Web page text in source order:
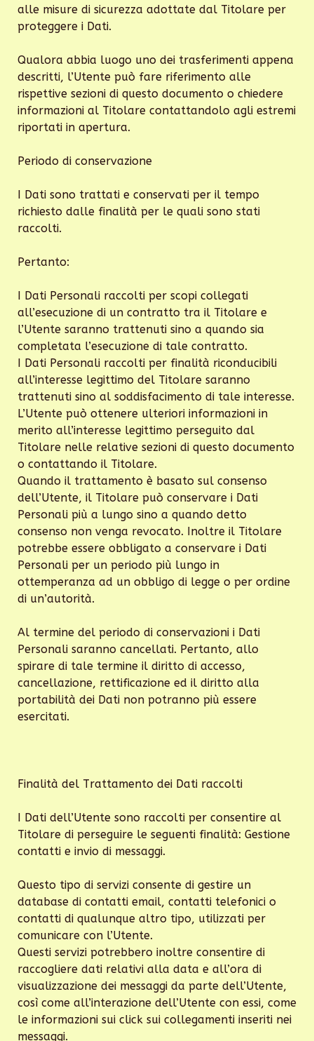
alle misure di sicurezza adottate dal Titolare per
proteggere i Dati.
Qualora abbia luogo uno dei trasferimenti appena
descritti, l’Utente può fare riferimento alle
rispettive sezioni di questo documento o chiedere
informazioni al Titolare contattandolo agli estremi
riportati in apertura.
Periodo di conservazione
I Dati sono trattati e conservati per il tempo
richiesto dalle finalità per le quali sono stati
raccolti.
Pertanto:
I Dati Personali raccolti per scopi collegati
all’esecuzione di un contratto tra il Titolare e
l’Utente saranno trattenuti sino a quando sia
completata l’esecuzione di tale contratto.
I Dati Personali raccolti per finalità riconducibili
all’interesse legittimo del Titolare saranno
trattenuti sino al soddisfacimento di tale interesse.
L’Utente può ottenere ulteriori informazioni in
merito all’interesse legittimo perseguito dal
Titolare nelle relative sezioni di questo documento
o contattando il Titolare.
Quando il trattamento è basato sul consenso
dell’Utente, il Titolare può conservare i Dati
Personali più a lungo sino a quando detto
consenso non venga revocato. Inoltre il Titolare
potrebbe essere obbligato a conservare i Dati
Personali per un periodo più lungo in
ottemperanza ad un obbligo di legge o per ordine
di un’autorità.
Al termine del periodo di conservazioni i Dati
Personali saranno cancellati. Pertanto, allo
spirare di tale termine il diritto di accesso,
cancellazione, rettificazione ed il diritto alla
portabilità dei Dati non potranno più essere
esercitati.
Finalità del Trattamento dei Dati raccolti
I Dati dell’Utente sono raccolti per consentire al
Titolare di perseguire le seguenti finalità: Gestione
contatti e invio di messaggi.
Questo tipo di servizi consente di gestire un
database di contatti email, contatti telefonici o
contatti di qualunque altro tipo, utilizzati per
comunicare con l’Utente.
Questi servizi potrebbero inoltre consentire di
raccogliere dati relativi alla data e all’ora di
visualizzazione dei messaggi da parte dell’Utente,
così come all’interazione dell’Utente con essi, come
le informazioni sui click sui collegamenti inseriti nei
messaggi.